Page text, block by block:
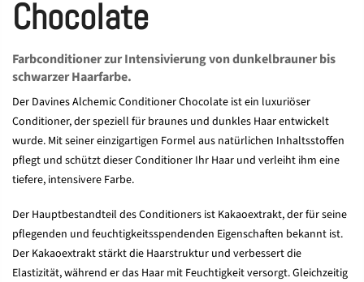
Chocolate
Farbconditioner zur Intensivierung von dunkelbrauner bis
schwarzer Haarfarbe.
Der Davines Alchemic Conditioner Chocolate ist ein luxuriöser
Conditioner, der speziell für braunes und dunkles Haar entwickelt
wurde. Mit seiner einzigartigen Formel aus natürlichen Inhaltsstoffen
pflegt und schützt dieser Conditioner Ihr Haar und verleiht ihm eine
tiefere, intensivere Farbe.
Der Hauptbestandteil des Conditioners ist Kakaoextrakt, der für seine
pflegenden und feuchtigkeitsspendenden Eigenschaften bekannt ist.
Der Kakaoextrakt stärkt die Haarstruktur und verbessert die
Elastizität, während er das Haar mit Feuchtigkeit versorgt. Gleichzeitig